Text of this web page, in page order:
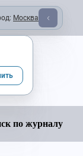
Москва
по журналу